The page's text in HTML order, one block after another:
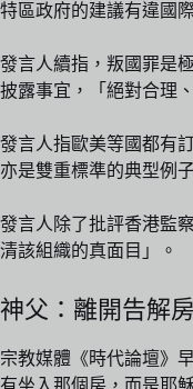
特區政府的建議有違國
發言人續指，叛國罪是
披露事宜，「絕對合理
發言人指歐美等國都有
亦是雙重標準的典型例
發言人除了批評香港監
清該組織的真面目」。
神父：離開告解
宗教媒體《時代論壇》
有坐入那個房，而是耶